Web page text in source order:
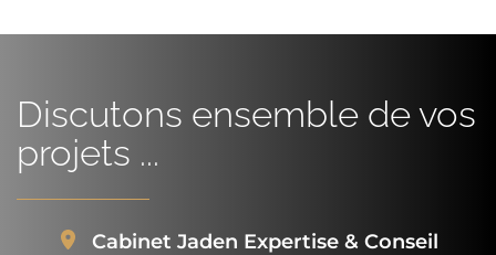
Discutons ensemble de vos
projets ...
Cabinet Jaden Expertise & Conseil